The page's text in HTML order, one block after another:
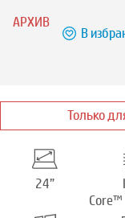
АРХИВ
В
Только
24”